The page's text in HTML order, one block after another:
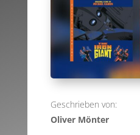
Geschrieben von:
Oliver Mönter